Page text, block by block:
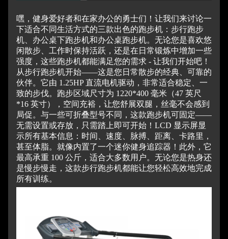
嘿，健身爱好者和在家办公的勇士们！ 让我们来讨论一
下适合不同生活方式的三款出色的跑步机：步行跑步
机、办公桌下跑步机和办公桌跑步机。 无论您是喜欢悠
闲散步、工作时保持活跃，还是在日常锻炼中增加一些
强度，这些跑步机都能满足您的需求 - 让我们开始吧！
从步行跑步机开始——这是您日常散步的经典、可靠的
伙伴。 它由 1.25HP 直流电机驱动，非常适合稳定、一
致的步伐。 跑步区域尺寸为 1220*400 毫米（47 英尺
*16 英寸），空间充裕，让您舒展双腿，丝毫不会感到
局促。与一些可折叠型号不同，这款跑步机可固定——
无需设置或存放，只需踏上即可开始！LCD 显示屏显
示所有基本信息：时间、速度、脉搏、距离、卡路里，
甚至体脂。就像内置了一个迷你健身追踪器！此外，它
最高承重 100 公斤，适合大多数用户。无论您是热身还
是慢步慢走，这款步行跑步机都能让您轻松高效地完成
所有训练。